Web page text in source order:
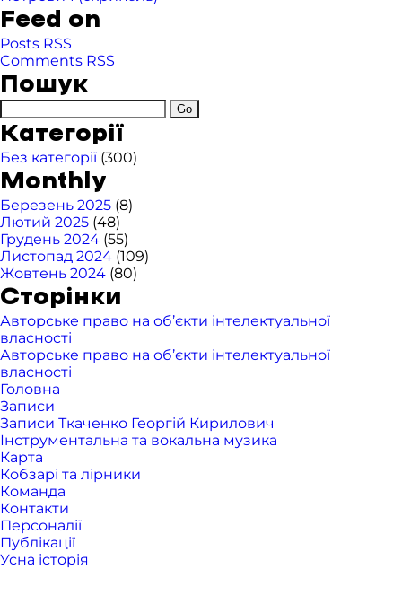
Feed on
Posts RSS
Comments RSS
Пошук
Категорії
Без категорії (300)
Monthly
Березень 2025 (8)
Лютий 2025 (48)
Грудень 2024 (55)
Листопад 2024 (109)
Жовтень 2024 (80)
Сторінки
Авторське право на об’єкти інтелектуальної
власності
Авторське право на об’єкти інтелектуальної
власності
Головна
Записи
Записи Ткаченко Георгій Кирилович
Інструментальна та вокальна музика
Карта
Кобзарі та лірники
Команда
Контакти
Персоналії
Публікації
Усна історія